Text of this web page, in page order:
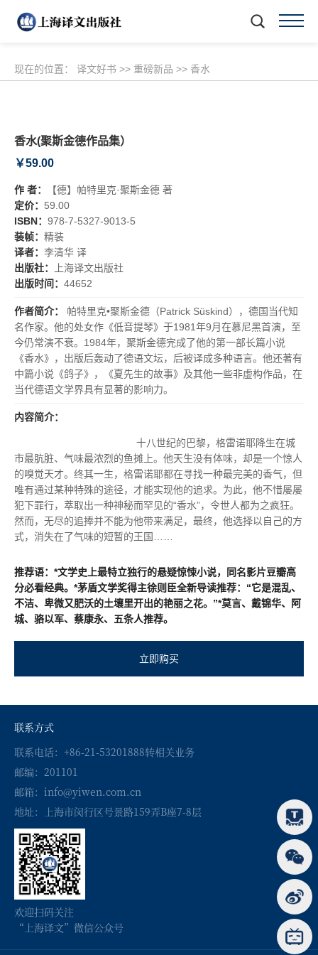
现在的位置： 译文好书 >> 重磅新品 >> 香水
香水(聚斯金德作品集）
￥59.00
作 者：
【德】帕特里克·聚斯金德 著
定价： 59.00
ISBN： 978-7-5327-9013-5
装帧： 精装
译者： 李清华 译
出版社：
上海译文出版社
出版时间： 44652
作者简介：
帕特里克•聚斯金德（Patrick Süskind），德国当代知
名作家。他的处女作《低音提琴》于1981年9月在慕尼黑首演，至
今仍常演不衰。1984年，聚斯金德完成了他的第一部长篇小说
《香水》，出版后轰动了德语文坛，后被译成多种语言。他还著有
中篇小说《鸽子》，《夏先生的故事》及其他一些非虚构作品，在
当代德语文学界具有显著的影响力。
内容简介：
十八世纪的巴黎，格雷诺耶降生在城
市最肮脏、气味最浓烈的鱼摊上。他天生没有体味，却是一个惊人
的嗅觉天才。终其一生，格雷诺耶都在寻找一种最完美的香气，但
唯有通过某种特殊的途径，才能实现他的追求。为此，他不惜屡屡
犯下罪行，萃取出一种神秘而罕见的“香水”，令世人都为之疯狂。
然而，无尽的追捧并不能为他带来满足，最终，他选择以自己的方
式，消失在了气味的短暂的王国……
推荐语：*文学史上最特立独行的悬疑惊悚小说，同名影片豆瓣高
分必看经典。*茅盾文学奖得主徐则臣全新导读推荐：“它是混乱、
不洁、卑微又肥沃的土壤里开出的艳丽之花。”*莫言、戴锦华、阿
城、骆以军、蔡康永、五条人推荐。
立即购买
联系方式
联系电话：+86-21-53201888转相关业务
邮编：201101
邮箱：info@yiwen.com.cn
地址：上海市闵行区号景路159弄B座7-8层
欢迎扫码关注
“上海译文”微信公众号